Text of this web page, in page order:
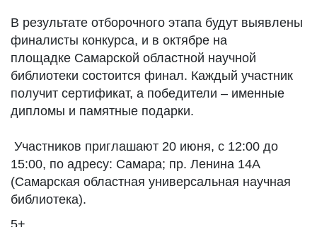
В результате отборочного этапа будут выявлены
финалисты конкурса, и в октябре на
площадке Самарской областной научной
библиотеки состоится финал. Каждый участник
получит сертификат, а победители – именные
дипломы и памятные подарки.
Участников приглашают 20 июня, с 12:00 до
15:00, по адресу: Самара; пр. Ленина 14А
(Самарская областная универсальная научная
библиотека).
5+